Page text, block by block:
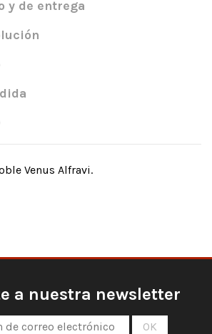
y de entrega
Venus Alfravi.
a nuestra newsletter